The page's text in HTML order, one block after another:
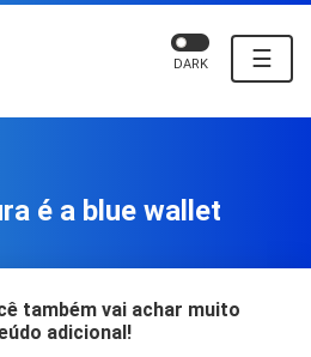
☰
DARK
é a blue wallet
também vai achar muito
adicional!